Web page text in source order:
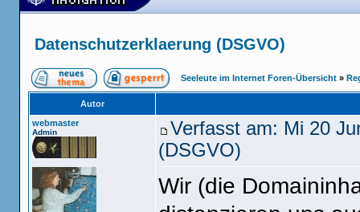
Datenschutzerklaerung (DSGVO)
Seeleute im Internet Foren-Übersicht »
Autor
webmaster
Admin
Verfasst am: Mi 20
(DSGVO)
Wir (die